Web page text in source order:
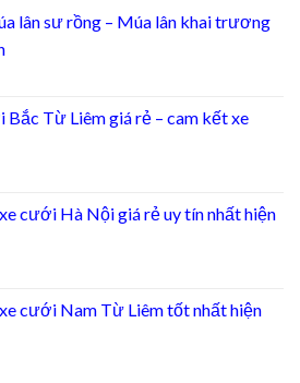
lân sư rồng – Múa lân khai trương
Từ Liêm giá rẻ – cam kết xe
cưới Hà Nội giá rẻ uy tín nhất hiện
cưới Nam Từ Liêm tốt nhất hiện